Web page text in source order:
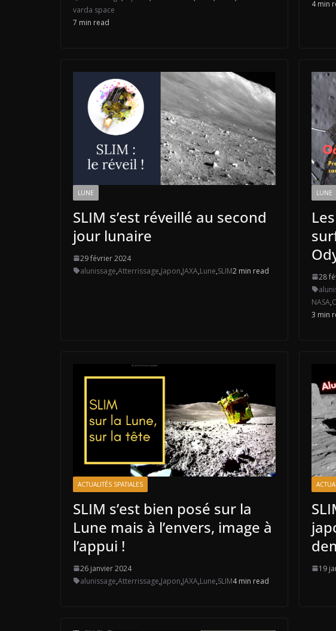
varda space
7 min read
4 min
LUNE
SLIM s’est réveillé au second
jour lunaire
29 février 2024
alunissage,Atterrissage,Japon,JAXA,Lune,SLIM2 min read
LUNE
28
NASA,
3 min
ACTUALITÉS SPATIALES
SLIM s’est bien posé sur la
Lune mais à l’envers, image à
l’appui !
26 janvier 2024
alunissage,Atterrissage,Japon,JAXA,Lune,SLIM4 min read
19